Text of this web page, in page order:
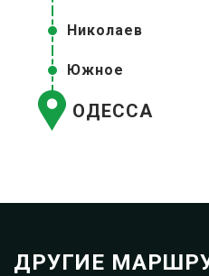
Николаев
Южное
ОДЕССА
ДРУГИЕ